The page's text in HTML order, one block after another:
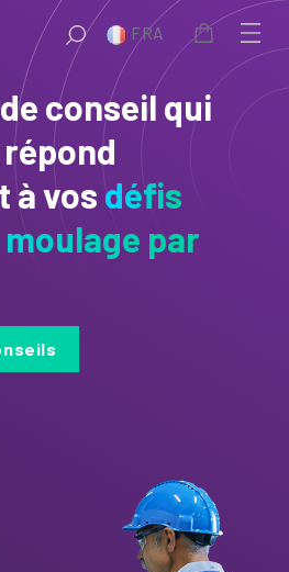
FRA
conseil qui
à vos défis
par